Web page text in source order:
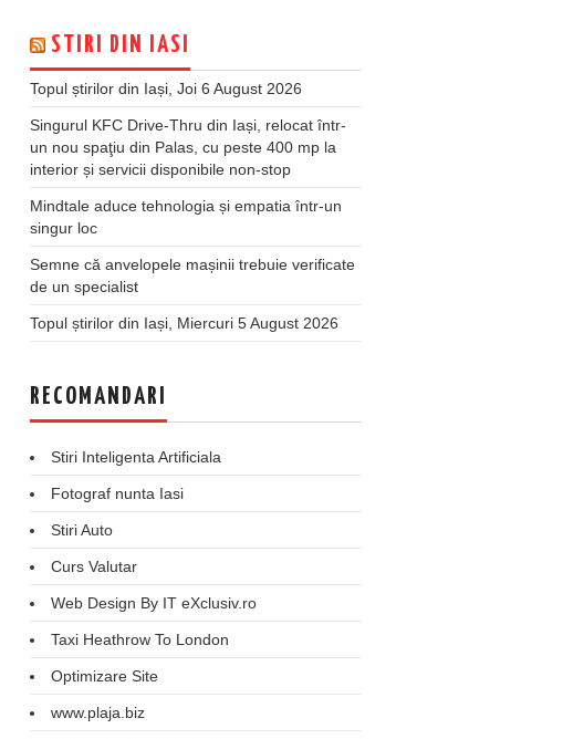
STIRI DIN IASI
Topul știrilor din Iași, Joi 6 August 2026
Singurul KFC Drive-Thru din Iași, relocat într-
un nou spaţiu din Palas, cu peste 400 mp la
interior și servicii disponibile non-stop
Mindtale aduce tehnologia și empatia într-un
singur loc
Semne că anvelopele mașinii trebuie verificate
de un specialist
Topul știrilor din Iași, Miercuri 5 August 2026
RECOMANDARI
Stiri Inteligenta Artificiala
Fotograf nunta Iasi
Stiri Auto
Curs Valutar
Web Design By IT eXclusiv.ro
Taxi Heathrow To London
Optimizare Site
www.plaja.biz